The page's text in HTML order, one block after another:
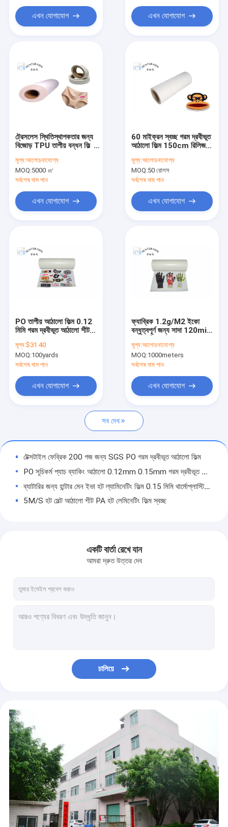
বাড়ি
মান নিয়ন্ত্রণ
গরম দ্রবীভূত করা আঠালো ফিল্ম
গরম গলিত আঠালো শীট
সূচিকর্ম প্যাচ ব্যাকিং আঠা
ইভা গরম দ্রবীভূত করা ফিল্ম
হট দ্রবীভূত করা আঠালো টেপ
হট গলিত আঠালো ফিল্ম
গরম দ্রবীভূত করা আঠালো পাউডার
গরম গলিত আঠালো শীট
এখন যোগাযোগ এখন যোগাযোগ
ট্রেসলেস স্থিতিস্থাপকতার জন্য
বিজোড় TPU তাপীয় বন্ধন ফিল্ম
মূল্য:আলোচনাযোগ্য
MOQ:5000 ㎡
সর্বশেষ দাম পান
এখন যোগাযোগ
60 মাইক্রন স্বচ্ছ গরম দ্রবীভূত
আঠালো ফিল্ম 150cm রিলিজ
মূল্য:আলোচনাযোগ্য
MOQ:50 রোলস
সর্বশেষ দাম পান
এখন যোগাযোগ
PO তাপীয় আঠালো ফিল্ম 0.12
মিমি গরম দ্রবীভূত আঠালো শীট
মূল্য:$31.40
MOQ:100yards
সর্বশেষ দাম পান
এখন যোগাযোগ
ফ্যাব্রিক 1.2g/M2 ইকো
বন্ধুত্বপূর্ণ জন্য সাদা 120mic
মূল্য:আলোচনাযোগ্য
MOQ:1000meters
সর্বশেষ দাম পান
এখন যোগাযোগ
সব দেখ
টেক্সটাইল ফেব্রিক 200 গজ জন্য SGS PO গরম দ্রবীভূত আঠালো ফিল্ম
PO সূচিকর্ম প্যাচ ব্যাকিং আঠালো 0.12mm 0.15mm গরম দ্রবীভূত আঠালো শীট
ব্যাটারির জন্য হান্টার মেন ইভা হট ল্যামিনেটিং ফিল্ম 0.15 মিমি থার্মোপ্লাস্টিক ফিল্ম
5M/S হট মেল্ট আঠালো শীট PA হট লেমিনেটিং ফিল্ম স্বচ্ছ
ফ্যাব্রিকস ল্যামিনেশনের জন্য ক্ষার প্রতিরোধী গরম দ্রবীভূত আঠালো ওয়েব 150cm
100cm থার্মোপ্লাস্টিক Polyurethane ফিল্ম 97A কঠোরতা গরম দ্রবীভূত শীট
টেক্সটাইল ফ্যাব্রিক 5 মি/সেকেন্ডের জন্য মিল্কি হোয়াইট পিইএস হট গলানো আঠালো ফিল্ম
ফেনা রোলারের জন্য 24.5cm 34cm প্রস্থ ইভা তাপীয় বন্ধন ফিল্ম
U পেরেকের জন্য কঠোরতা 85A PET হট গলানো আঠালো টেপ 800M দৈর্ঘ্য
ISO9001 ROHS গরম দ্রবীভূত আঠালো ফিল্ম 0.7 মিমি আঠালো ফিল্ম আঠালো
হান্টার পুরুষ তাপীয় বন্ধন ফিল্ম OEM ODM গরম দ্রবীভূত আঠালো শীট
স্পোর্ট গ্লাভস থার্মাল বন্ডিং ফিল্ম 0.15 মিমি 0.18 মিমি থার্মোপ্লাস্টিক আঠালো ফিল্ম
একটি বার্তা রেখে যান
আমরা দ্রুত উত্তর দেব
চালিয়ে